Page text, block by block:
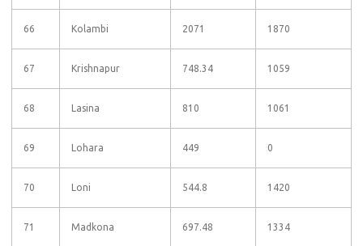
66 Kolambi 2071 1870
67 Krishnapur 748.34 1059
68 Lasina 810 1061
69 Lohara 449 0
70 Loni 544.8 1420
71 Madkona 697.48 1334